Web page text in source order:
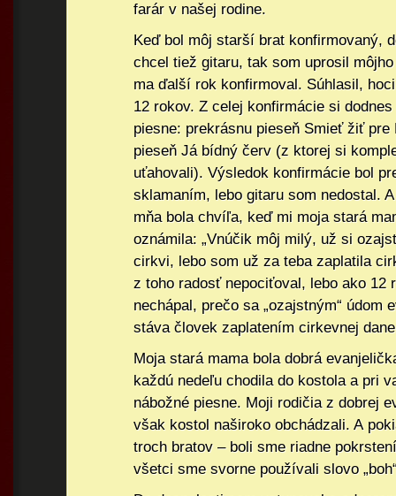
farár v našej rodine.
Keď bol môj starší brat konfirmovaný,
chcel tiež gitaru, tak som uprosil
ma ďalší rok konfirmoval. Súhlasil,
12 rokov. Z celej konfirmácie si
piesne: prekrásnu pieseň Smieť žiť
pieseň Já bídný červ (z ktorej si
uťahovali). Výsledok konfirmácie bol
sklamaním, lebo gitaru som nedostal.
mňa bola chvíľa, keď mi moja stará
oznámila: „Vnúčik môj milý, už si
cirkvi, lebo som už za teba zaplatila
z toho radosť nepociťoval, lebo ako 12
nechápal, prečo sa „ozajstným“ údom
stáva človek zaplatením cirkevnej
Moja stará mama bola dobrá
každú nedeľu chodila do kostola a pri
nábožné piesne. Moji rodičia z dobrej
však kostol naširoko obchádzali. A
troch bratov – boli sme riadne
všetci sme svorne používali slovo